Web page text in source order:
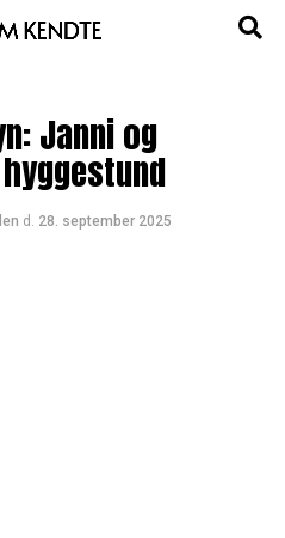
Janni og
d. 28. september 2025